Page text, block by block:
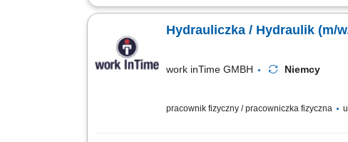
Montaż instalacji rurowych, armatury,
Hydrauliczka / Hydraulik (m/
work inTime GMBH Niemcy
pracownik fizyczny / pracowniczka fizyczna